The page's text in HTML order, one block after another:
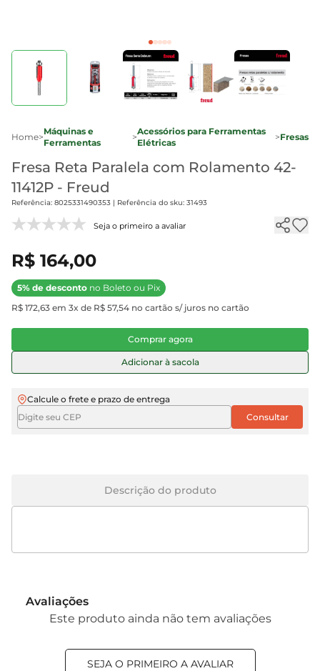
Home>
Máquinas e
Ferramentas
>
Acessórios para Ferramentas
Elétricas
>Fresas
Fresa Reta Paralela com Rolamento 42-
11412P - Freud
Referência: 8025331490353 | Referência do sku: 31493
Seja o primeiro a avaliar
R$ 164,00
5% de desconto no Boleto ou Pix
R$ 172,63 em 3x de R$ 57,54 no cartão s/ juros no cartão
Comprar agora
Adicionar à sacola
Calcule o frete e prazo de entrega
Descrição do produto
Avaliações
Este produto ainda não tem avaliações
SEJA O PRIMEIRO A AVALIAR